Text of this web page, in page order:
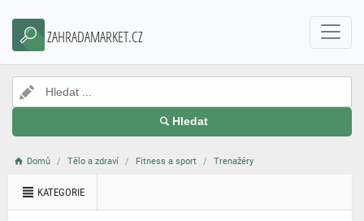
ZAHRADAMARKET.CZ
Hledat
Domů Tělo a zdraví Fitness a sport Trenažéry
KATEGORIE